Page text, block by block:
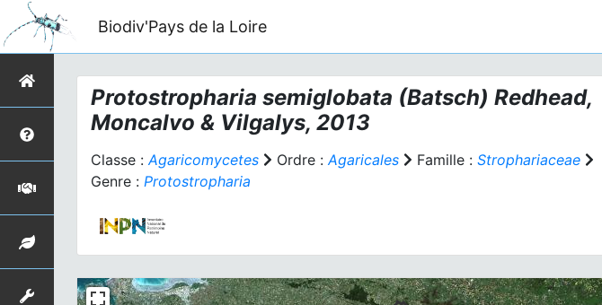
Biodiv'Pays de la Loire
Protostropharia semiglobata (Batsch) Redhead,
Moncalvo & Vilgalys, 2013
Classe :Agaricomycetes Ordre :Agaricales Famille : Strophariaceae
Genre : Protostropharia